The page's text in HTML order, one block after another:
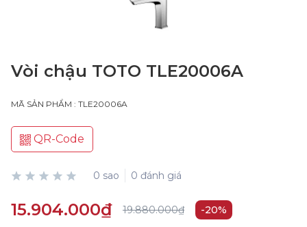
Vòi chậu TOTO TLE20006A
MÃ SẢN PHẨM : TLE20006A
QR-Code
0 sao 0 đánh giá
15.904.000₫ 19.880.000₫ -20%